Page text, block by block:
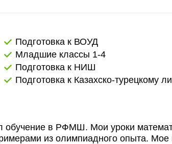
Подготовка к ВОУД
Младшие классы 1-4
Подготовка к НИШ
Подготовка к Казахско-турецкому
обучение в РФМШ. Мои уроки
из олимпиадного опыта. Мое